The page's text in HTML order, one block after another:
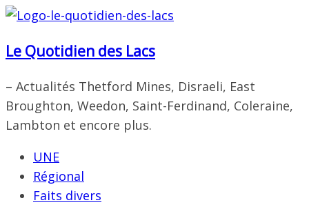
Passer
contenu
Le Quotidien des Lacs
– Actualités Thetford Mines, Disraeli, East
Broughton, Weedon, Saint-Ferdinand, Coleraine,
Lambton et encore plus.
UNE
Régional
Faits divers